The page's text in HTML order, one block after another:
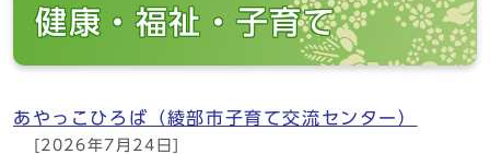
健康・福祉・子育て
あやっこひろば（綾部市子育て交流センター）
[2026年7月24日]